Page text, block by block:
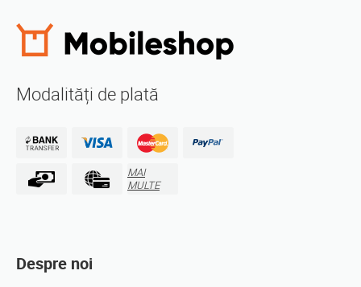
Modalități de plată
MAI
MULTE
Despre noi